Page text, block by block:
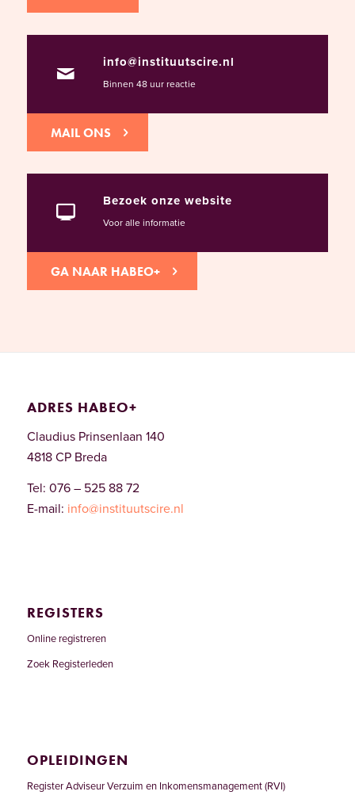
info@instituutscire.nl
Binnen 48 uur reactie
MAIL ONS
Bezoek onze website
Voor alle informatie
GA NAAR HABEO+
ADRES HABEO+
Claudius Prinsenlaan 140
4818 CP Breda
Tel: 076 – 525 88 72
E-mail: info@instituutscire.nl
REGISTERS
Online registreren
Zoek Registerleden
OPLEIDINGEN
Register Adviseur Verzuim en Inkomensmanagement (RVI)